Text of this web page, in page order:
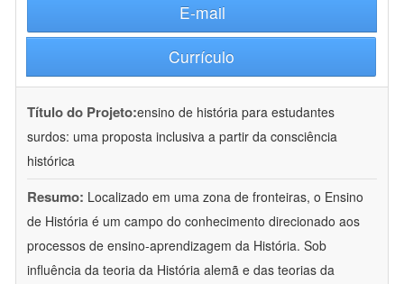
E-mail
Currículo
Título do Projeto:ensino de história para estudantes
surdos: uma proposta inclusiva a partir da consciência
histórica
Resumo: Localizado em uma zona de fronteiras, o Ensino
de História é um campo do conhecimento direcionado aos
processos de ensino-aprendizagem da História. Sob
influência da teoria da História alemã e das teorias da